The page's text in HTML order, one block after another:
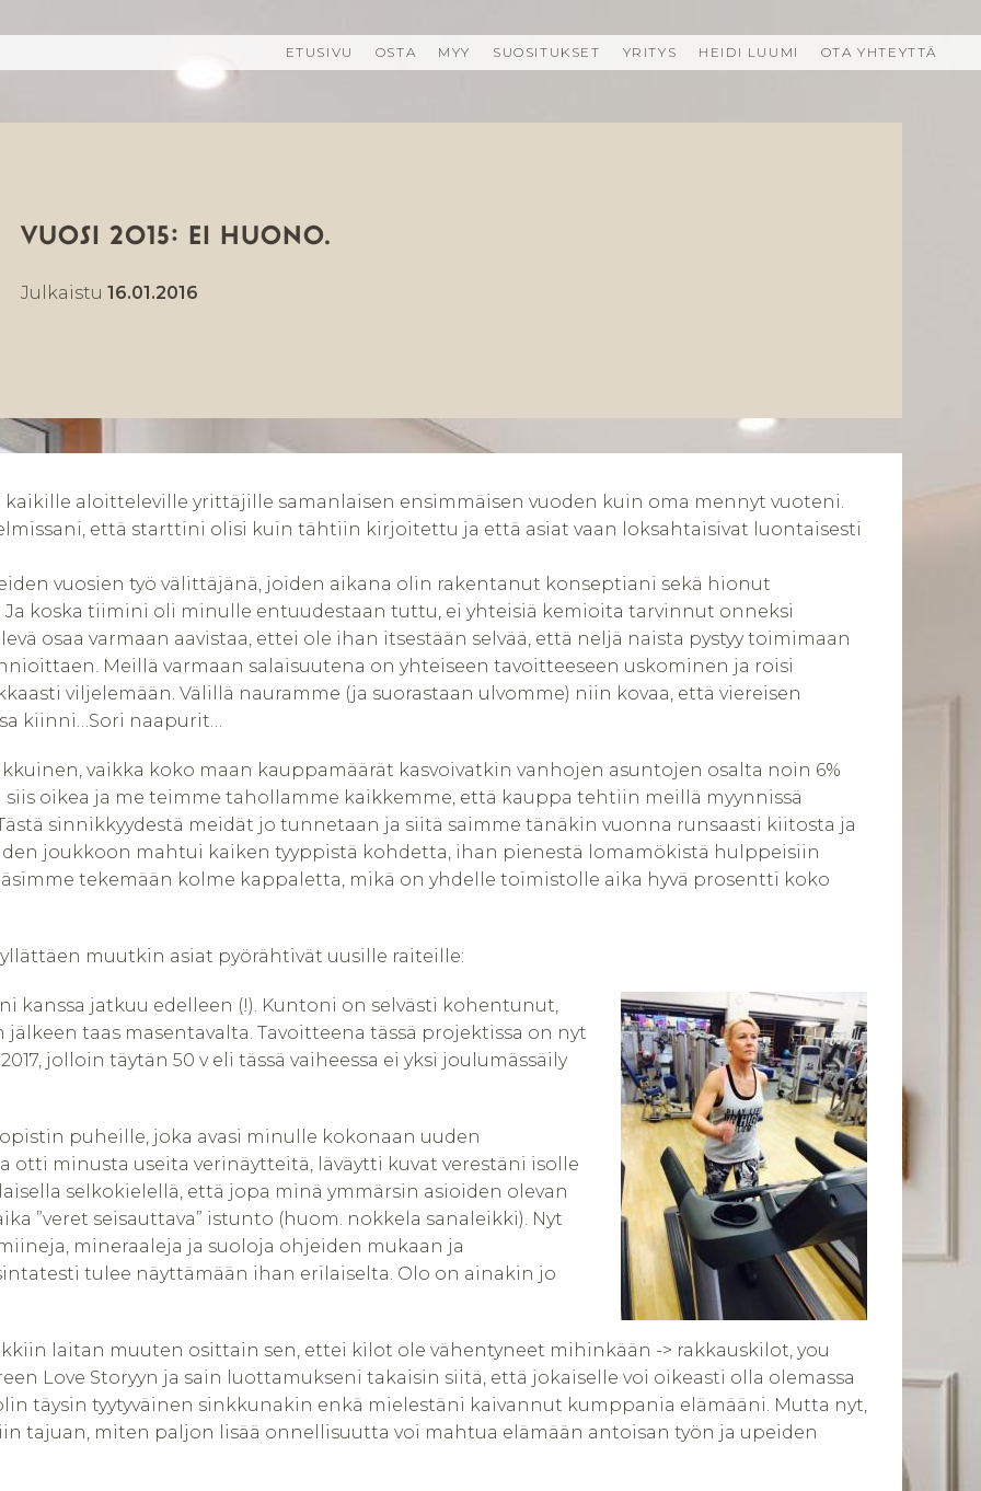
ETUSIVU OSTA MYY SUOSITUKSET YRITYS HEIDI LUUMI OTA YHTEYTTÄ
VUOSI 2015: EI HUONO.
Julkaistu 16.01.2016
aloitteleville yrittäjille samanlaisen ensimmäisen vuoden kuin oma mennyt vuoteni.
että starttini olisi kuin tähtiin kirjoitettu ja että asiat vaan loksahtaisivat luontaisesti
vuosien työ välittäjänä, joiden aikana olin rakentanut konseptiani sekä hionut
koska tiimini oli minulle entuudestaan tuttu, ei yhteisiä kemioita tarvinnut onneksi
osaa varmaan aavistaa, ettei ole ihan itsestään selvää, että neljä naista pystyy toimimaan
Meillä varmaan salaisuutena on yhteiseen tavoitteeseen uskominen ja roisi
viljelemään. Välillä nauramme (ja suorastaan ulvomme) niin kovaa, että viereisen
kiinni…Sori naapurit…
vaikka koko maan kauppamäärät kasvoivatkin vanhojen asuntojen osalta noin 6%
oikea ja me teimme tahollamme kaikkemme, että kauppa tehtiin meillä myynnissä
sinnikkyydestä meidät jo tunnetaan ja siitä saimme tänäkin vuonna runsaasti kiitosta ja
joukkoon mahtui kaiken tyyppistä kohdetta, ihan pienestä lomamökistä hulppeisiin
tekemään kolme kappaletta, mikä on yhdelle toimistolle aika hyvä prosentti koko
muutkin asiat pyörähtivät uusille raiteille:
kanssa jatkuu edelleen (!). Kuntoni on selvästi kohentunut,
taas masentavalta. Tavoitteena tässä projektissa on nyt
jolloin täytän 50 v eli tässä vaiheessa ei yksi joulumässäily
puheille, joka avasi minulle kokonaan uuden
minusta useita verinäytteitä, läväytti kuvat verestäni isolle
selkokielellä, että jopa minä ymmärsin asioiden olevan
”veret seisauttava” istunto (huom. nokkela sanaleikki). Nyt
mineraaleja ja suoloja ohjeiden mukaan ja
tulee näyttämään ihan erilaiselta. Olo on ainakin jo
laitan muuten osittain sen, ettei kilot ole vähentyneet mihinkään -> rakkauskilot, you
Love Storyyn ja sain luottamukseni takaisin siitä, että jokaiselle voi oikeasti olla olemassa
täysin tyytyväinen sinkkunakin enkä mielestäni kaivannut kumppania elämääni. Mutta nyt,
tajuan, miten paljon lisää onnellisuutta voi mahtua elämään antoisan työn ja upeiden